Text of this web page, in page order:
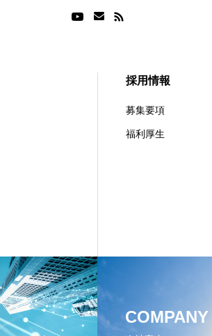
採用情報
募集要項
福利厚生
COMPANY